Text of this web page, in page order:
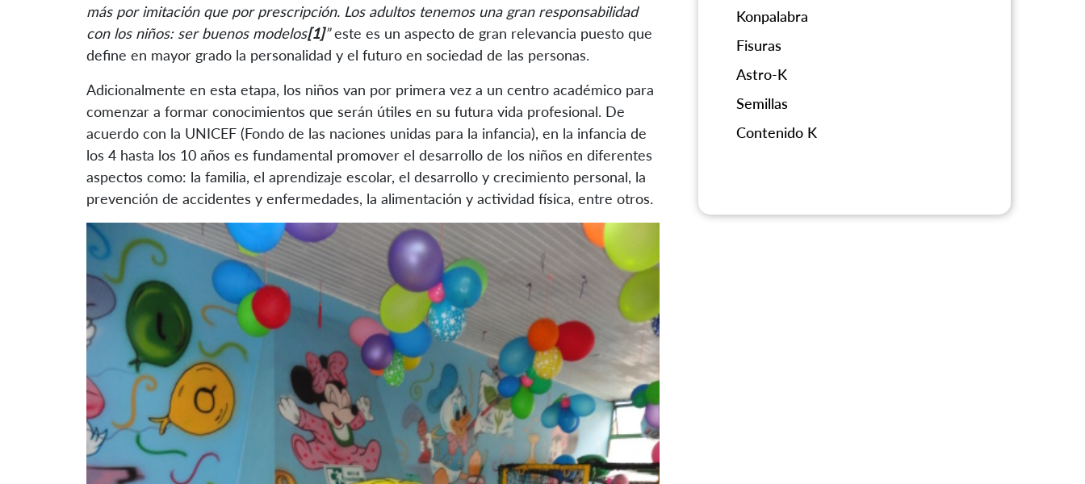
más por imitación que por prescripción. Los adultos tenemos una gran responsabilidad
con los niños: ser buenos modelos[1]”este es un aspecto de gran relevancia puesto que
define en mayor grado la personalidad y el futuro en sociedad de las personas.
Adicionalmente en esta etapa, los niños van por primera vez a un centro académico para
comenzar a formar conocimientos que serán útiles en su futura vida profesional. De
acuerdo con la UNICEF (Fondo de las naciones unidas para la infancia), en la infancia de
los 4 hasta los 10 años es fundamental promover el desarrollo de los niños en diferentes
aspectos como: la familia, el aprendizaje escolar, el desarrollo y crecimiento personal, la
prevención de accidentes y enfermedades, la alimentación y actividad física, entre otros.
Konpalabra
Fisuras
Astro-K
Semillas
Contenido K